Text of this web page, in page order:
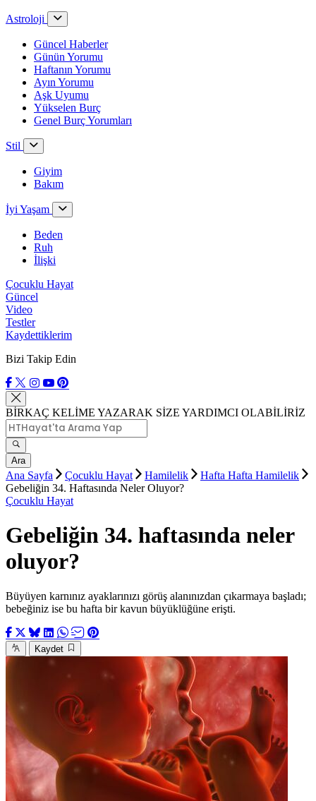
Astroloji
Güncel Haberler
Günün Yorumu
Haftanın Yorumu
Ayın Yorumu
Aşk Uyumu
Yükselen Burç
Genel Burç Yorumları
Stil
Giyim
Bakım
İyi Yaşam
Beden
Ruh
İlişki
Çocuklu Hayat
Güncel
Video
Testler
Kaydettiklerim
Bizi Takip Edin
BİRKAÇ KELİME YAZARAK SİZE YARDIMCI OLABİLİRİZ
Ara
Ana Sayfa Çocuklu Hayat Hamilelik
Hafta Hafta Hamilelik
Gebeliğin 34. Haftasında Neler Oluyor?
Çocuklu Hayat
Gebeliğin 34. haftasında neler
oluyor?
Büyüyen karnınız ayaklarınızı görüş alanınızdan çıkarmaya başladı;
bebeğiniz ise bu hafta bir kavun büyüklüğüne erişti.
Kaydet